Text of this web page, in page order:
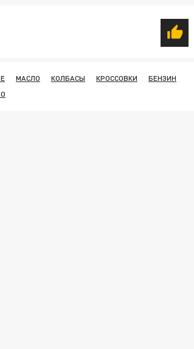
МАСЛО КОЛБАСЫ КРОССОВКИ
БЕНЗИН